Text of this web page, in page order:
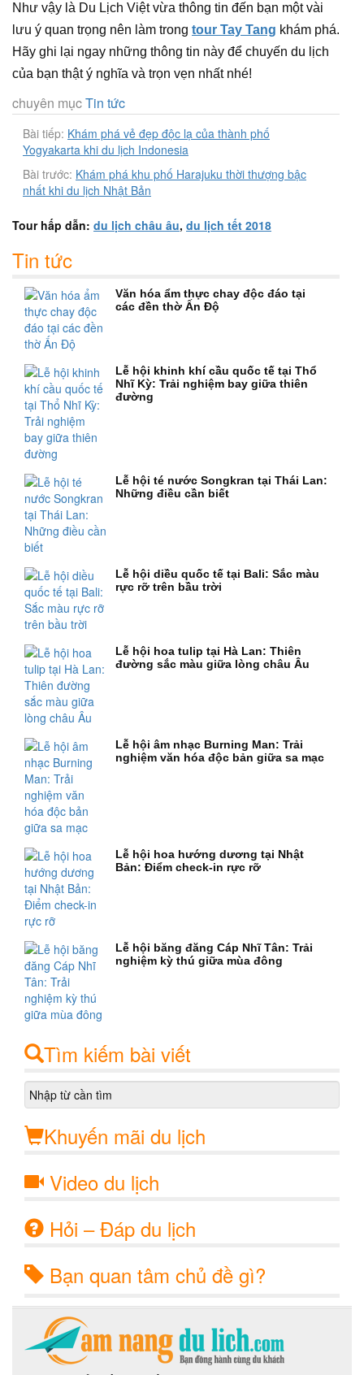
Như vậy là Du Lịch Việt vừa thông tin đến bạn một vài
lưu ý quan trọng nên làm trong tour Tay Tang khám phá.
Hãy ghi lại ngay những thông tin này để chuyến du lịch
của bạn thật ý nghĩa và trọn vẹn nhất nhé!
chuyên mụcTin tức
Bài tiếp: Khám phá vẻ đẹp độc lạ của thành phố
Yogyakarta khi du lịch Indonesia
Bài trước: Khám phá khu phố Harajuku thời thượng bậc
nhất khi du lịch Nhật Bản
Tour hấp dẫn: du lịch châu âu, du lịch tết 2018
Tin tức
Văn hóa ẩm thực chay độc đáo tại
các đền thờ Ấn Độ
Lễ hội khinh khí cầu quốc tế tại Thổ
Nhĩ Kỳ: Trải nghiệm bay giữa thiên
đường
Lễ hội té nước Songkran tại Thái Lan:
Những điều cần biết
Lễ hội diều quốc tế tại Bali: Sắc màu
rực rỡ trên bầu trời
Lễ hội hoa tulip tại Hà Lan: Thiên
đường sắc màu giữa lòng châu Âu
Lễ hội âm nhạc Burning Man: Trải
nghiệm văn hóa độc bản giữa sa mạc
Lễ hội hoa hướng dương tại Nhật
Bản: Điểm check-in rực rỡ
Lễ hội băng đăng Cáp Nhĩ Tân: Trải
nghiệm kỳ thú giữa mùa đông
Tìm kiếm bài viết
Khuyến mãi du lịch
Video du lịch
Hỏi – Đáp du lịch
Bạn quan tâm chủ đề gì?